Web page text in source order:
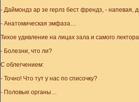
- Даймондз ар зе герлз бест френдз, -
- Анатомическая эмфаза…
Тихое удивление на лицах зала и самого
- Болезни, что ли?
С облегчением:
- Точно! Что тут у нас по списочку?
- Половые органы…